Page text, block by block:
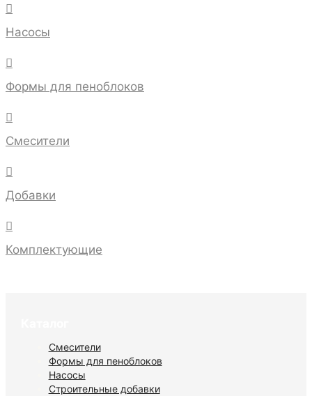

Насосы

Формы для пеноблоков

Смесители

Добавки

Комплектующие
Смесители
Формы для пеноблоков
Насосы
Строительные добавки